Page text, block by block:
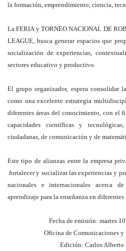
la formación, emprendimiento, ciencia,
La FERIA y TORNEO NACIONAL DE
LEAGUE, busca generar espacios que
socialización de experiencias,
sectores educativo y productivo.
El grupo organizador, espera consolidar
como una excelente estrategia
diferentes áreas del conocimiento, con el
capacidades científicas y
ciudadanas, de comunicación y de
Este tipo de alianzas entre la empresa
fortalecer y socializar las experiencias y
nacionales e internacionales acerca
aprendizaje para la enseñanza en
Fecha de emisión: martes
Oficina de Comunicaciones y
Edición: Carlos Alberto